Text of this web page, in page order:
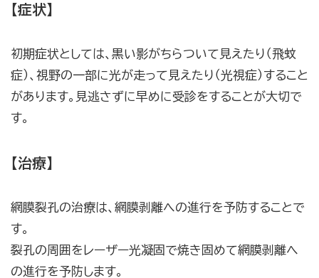
【症状】
初期症状としては、黒い影がちらついて見えたり（飛蚊
症）、視野の一部に光が走って見えたり（光視症）すること
があります。見逃さずに早めに受診をすることが大切で
す。
【治療】
網膜裂孔の治療は、網膜剥離への進行を予防することで
す。
裂孔の周囲をレーザー光凝固で焼き固めて網膜剥離へ
の進行を予防します。